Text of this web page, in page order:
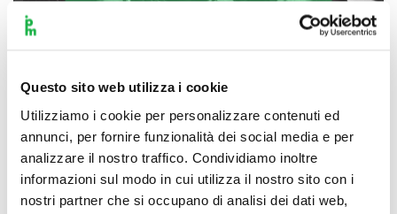
Questo sito web utilizza i cookie
Utilizziamo i cookie per personalizzare contenuti ed
annunci, per fornire funzionalità dei social media e per
analizzare il nostro traffico. Condividiamo inoltre
informazioni sul modo in cui utilizza il nostro sito con i
nostri partner che si occupano di analisi dei dati web,
Scopri di più